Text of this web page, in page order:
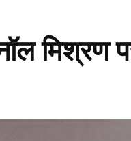
मिश्रण पर